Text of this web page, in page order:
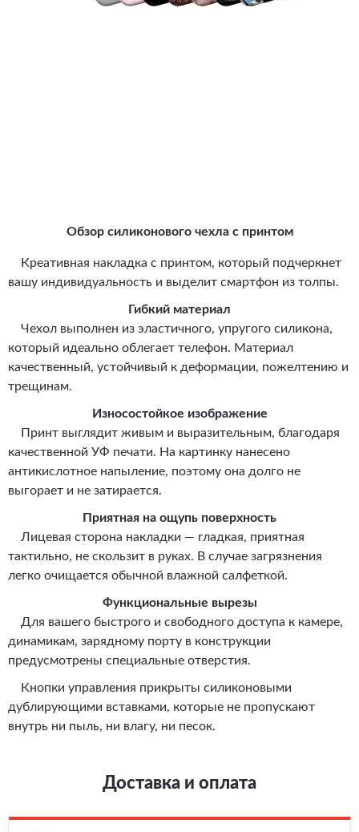
Обзор силиконового чехла с принтом
Креативная накладка с принтом, который подчеркнет
вашу индивидуальность и выделит смартфон из толпы.
Гибкий материал
Чехол выполнен из эластичного, упругого силикона,
который идеально облегает телефон. Материал
качественный, устойчивый к деформации, пожелтению и
трещинам.
Износостойкое изображение
Принт выглядит живым и выразительным, благодаря
качественной УФ печати. На картинку нанесено
антикислотное напыление, поэтому она долго не
выгорает и не затирается.
Приятная на ощупь поверхность
Лицевая сторона накладки — гладкая, приятная
тактильно, не скользит в руках. В случае загрязнения
легко очищается обычной влажной салфеткой.
Функциональные вырезы
Для вашего быстрого и свободного доступа к камере,
динамикам, зарядному порту в конструкции
предусмотрены специальные отверстия.
Кнопки управления прикрыты силиконовыми
дублирующими вставками, которые не пропускают
внутрь ни пыль, ни влагу, ни песок.
Доставка и оплата